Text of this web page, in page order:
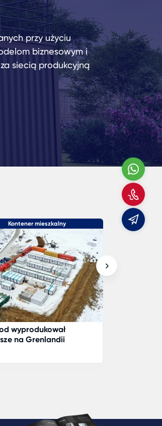
przy użyciu
biznesowym i
siecią produkcyjną
Kontener mieszkalny
wyprodukował
na Grenlandii